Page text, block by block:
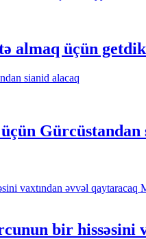
almaq üçün
Gürcüstandan
bir hissəsini